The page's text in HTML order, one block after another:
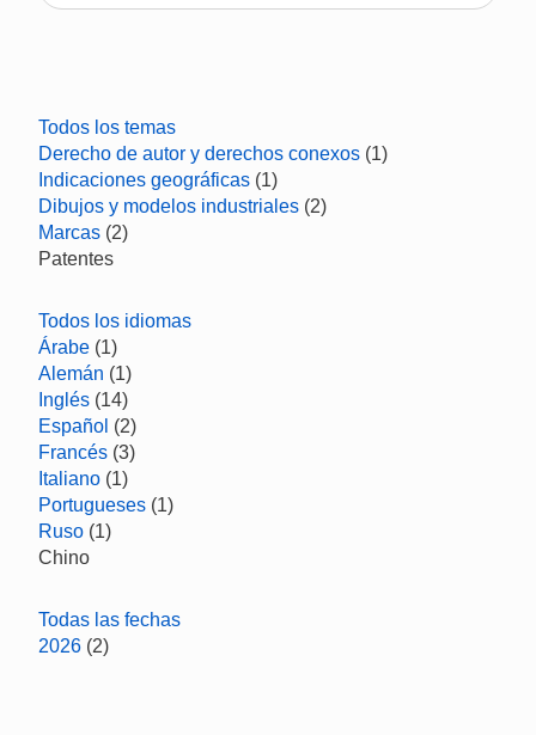
Todos los temas
Derecho de autor y derechos conexos (1)
Indicaciones geográficas (1)
Dibujos y modelos industriales (2)
Marcas (2)
Patentes
Todos los idiomas
Árabe (1)
Alemán (1)
Inglés (14)
Español (2)
Francés (3)
Italiano (1)
Portugueses (1)
Ruso (1)
Chino
Todas las fechas
2026 (2)